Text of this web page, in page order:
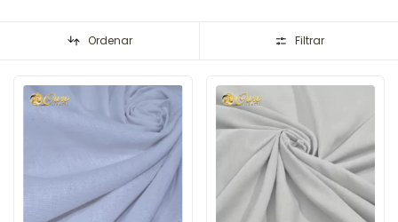
Ordenar Filtrar